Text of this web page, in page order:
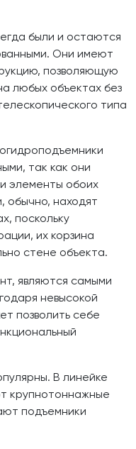
были и остаются
Они имеют
позволяющую
любых объектах без
типа
так как они
элементы обоих
обычно, находят
поскольку
их корзина
стене объекта.
являются самыми
невысокой
позволить себе
В линейке
крупнотоннажные
подъемники